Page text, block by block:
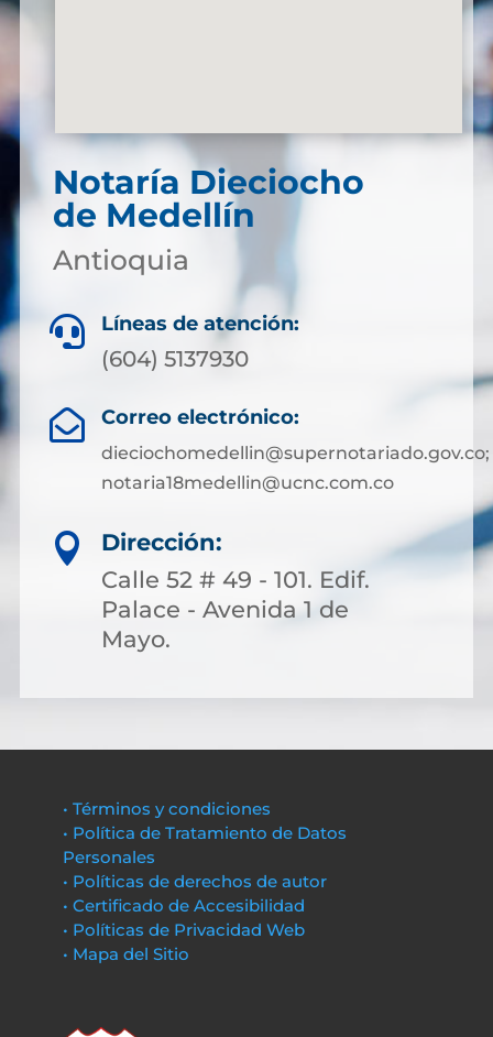
Notaría Dieciocho
de Medellín
Antioquia
 Líneas de atención:
(604) 5137930
 Correo electrónico:
dieciochomedellin@supernotariado.gov.co;
notaria18medellin@ucnc.com.co

Dirección:
Calle 52 # 49 - 101. Edif.
Palace - Avenida 1 de
Mayo.
• Términos y condiciones
• Política de Tratamiento de Datos
Personales
• Políticas de derechos de autor
• Certificado de Accesibilidad
• Políticas de Privacidad Web
• Mapa del Sitio